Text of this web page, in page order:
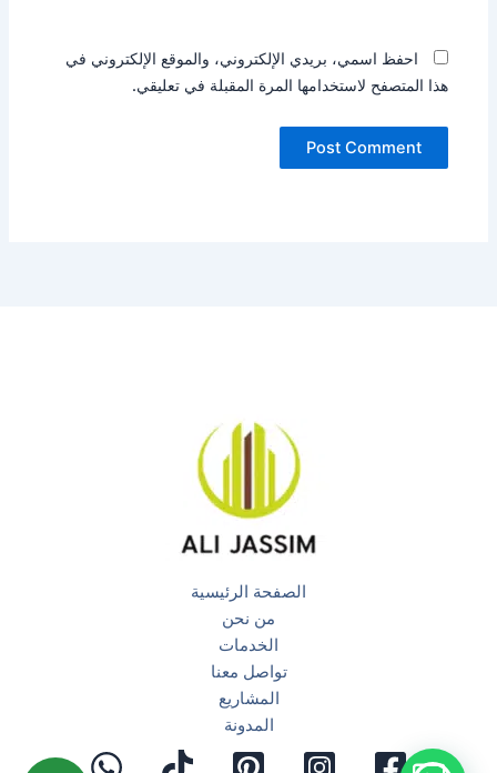
احفظ اسمي، بريدي الإلكتروني، والموقع الإلكتروني في
هذا المتصفح لاستخدامها المرة المقبلة في تعليقي.
الصفحة الرئيسية
من نحن
الخدمات
تواصل معنا
المشاريع
المدونة